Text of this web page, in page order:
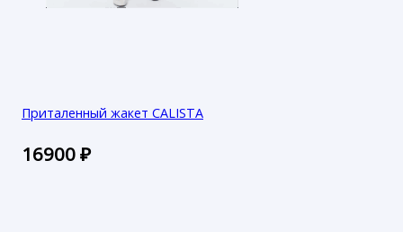
Приталенный жакет CALISTA
16900₽